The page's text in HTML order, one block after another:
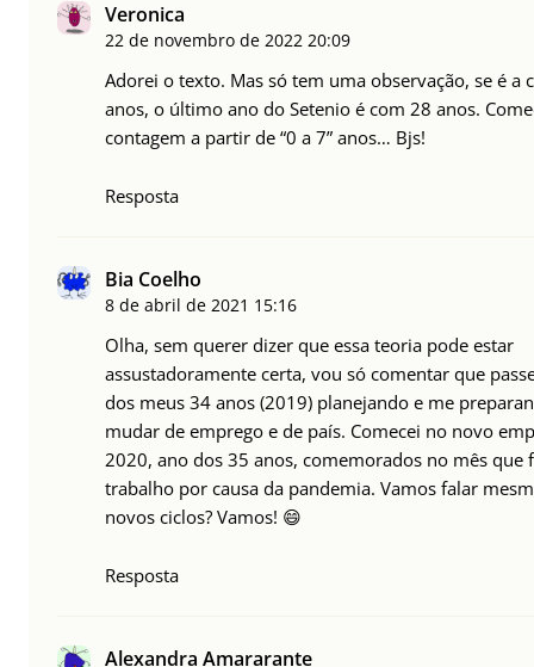
Veronica
22 de novembro de 2022 20:09
Adorei o texto. Mas só tem uma observação, se é a
anos, o último ano do Setenio é com 28 anos.
contagem a partir de “0 a 7” anos… Bjs!
Resposta
Bia Coelho
8 de abril de 2021 15:16
Olha, sem querer dizer que essa teoria pode estar
assustadoramente certa, vou só comentar que
dos meus 34 anos (2019) planejando e me
mudar de emprego e de país. Comecei no novo
2020, ano dos 35 anos, comemorados no mês que
trabalho por causa da pandemia. Vamos falar
novos ciclos? Vamos! 😄
Resposta
Alexandra Amararante